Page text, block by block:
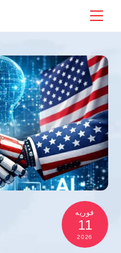
Skip
Menu
فوریه
11
2026